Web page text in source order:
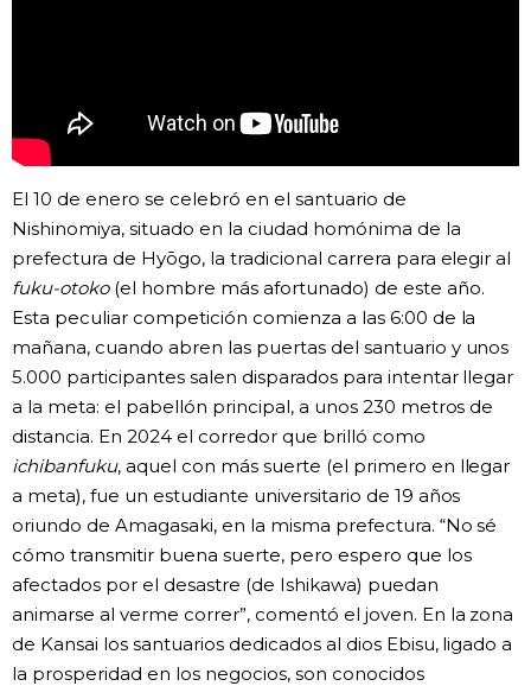
Gente
Blog
Tokio
Avisos
El 10 de enero se celebró en el santuario de
Nishinomiya, situado en la ciudad homónima de la
prefectura de Hyōgo, la tradicional carrera para elegir al
fuku-otoko(el hombre más afortunado) de este año.
Esta peculiar competición comienza a las 6:00 de la
mañana, cuando abren las puertas del santuario y unos
5.000 participantes salen disparados para intentar llegar
a la meta: el pabellón principal, a unos 230 metros de
distancia. En 2024 el corredor que brilló como
ichibanfuku, aquel con más suerte (el primero en llegar
a meta), fue un estudiante universitario de 19 años
oriundo de Amagasaki, en la misma prefectura. “No sé
cómo transmitir buena suerte, pero espero que los
afectados por el desastre (de Ishikawa) puedan
animarse al verme correr”, comentó el joven. En la zona
de Kansai los santuarios dedicados al dios Ebisu, ligado a
la prosperidad en los negocios, son conocidos